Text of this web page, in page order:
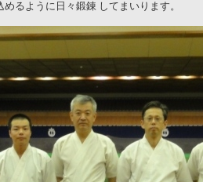
るように日々鍛錬 してまいります。